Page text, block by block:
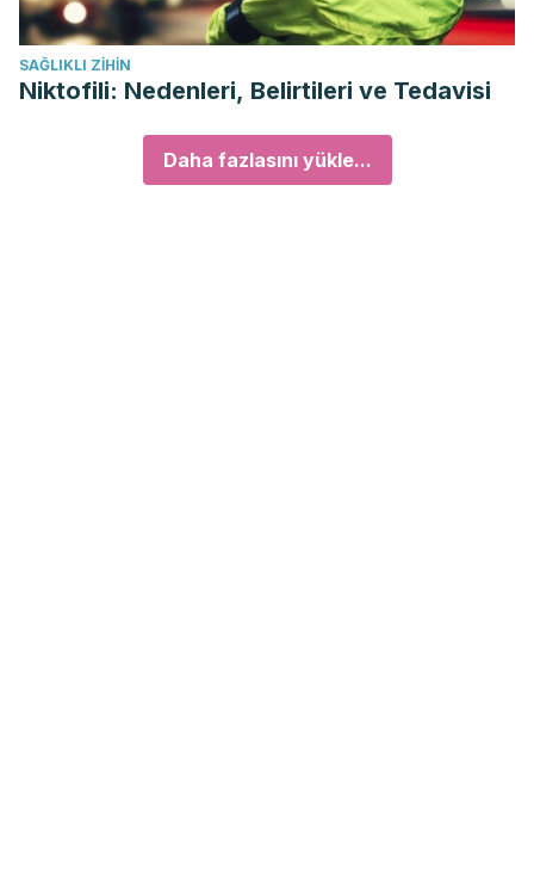
SAĞLIKLI ZIHIN
Niktofili: Nedenleri, Belirtileri ve Tedavisi
Daha fazlasını yükle...